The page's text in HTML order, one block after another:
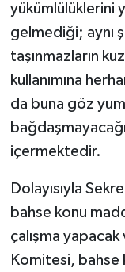
yükümlülüklerini
gelmediği; aynı
taşınmazların
kullanımına
da buna göz
içermektedir.
Dolayısıyla
bahse konu
çalışma yapacak
Komitesi, bahse